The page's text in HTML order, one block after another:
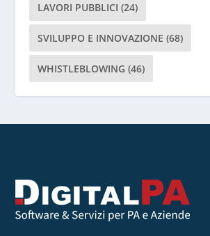
v
o
u
o
c
a
LAVORI PUBBLICI (24)
SVILUPPO E INNOVAZIONE (68)
WHISTLEBLOWING (46)